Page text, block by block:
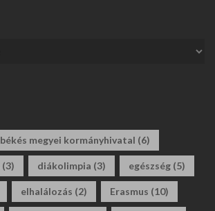
békés megyei kormányhivatal (6)
(3) diákolimpia (3) egészség (5)
elhalálozás (2) Erasmus (10)